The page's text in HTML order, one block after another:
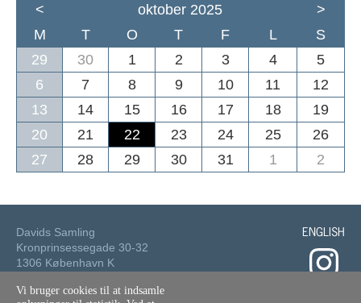
< oktober 2025
>
M
T O T F L
S
29
30 1 2 3 4
5
6
7 8 9 10 11
12
13
14 15 16 17 18
19
20
21 22 23 24 25
26
27
28 29 30 31 1 2
Davids Samling
Kronprinsessegade 30-32
1306 København K
Tlf.: 33 73 49 49
ENGLISH
Vi bruger cookies til at indsamle